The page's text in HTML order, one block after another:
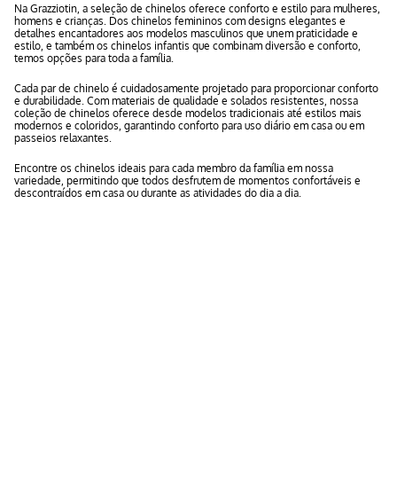
Na Grazziotin, a seleção de chinelos oferece conforto e estilo para mulheres,
homens e crianças. Dos chinelos femininos com designs elegantes e
detalhes encantadores aos modelos masculinos que unem praticidade e
estilo, e também os chinelos infantis que combinam diversão e conforto,
temos opções para toda a família.
Cada par de chinelo é cuidadosamente projetado para proporcionar conforto
e durabilidade. Com materiais de qualidade e solados resistentes, nossa
coleção de chinelos oferece desde modelos tradicionais até estilos mais
modernos e coloridos, garantindo conforto para uso diário em casa ou em
passeios relaxantes.
Encontre os chinelos ideais para cada membro da família em nossa
variedade, permitindo que todos desfrutem de momentos confortáveis e
descontraídos em casa ou durante as atividades do dia a dia.